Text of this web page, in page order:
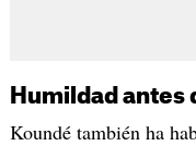
Humildad antes
Koundé también ha